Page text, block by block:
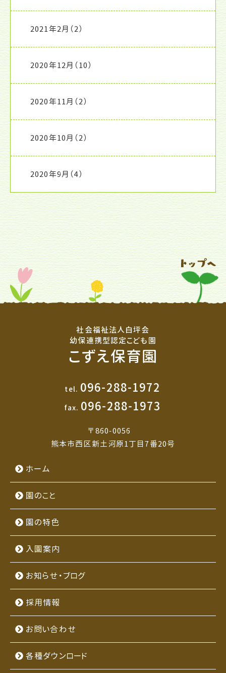
2021年2月 （2）
2020年12月 （10）
2020年11月 （2）
2020年10月 （2）
2020年9月 （4）
社会福祉法人白坪会
幼保連携型認定こども園
こずえ保育園
tel. 096-288-1972
fax. 096-288-1973
〒860-0056
熊本市西区新土河原1丁目7番20号
ホーム
園のこと
園の特色
入園案内
お知らせ・ブログ
採用情報
お問い合わせ
各種ダウンロード